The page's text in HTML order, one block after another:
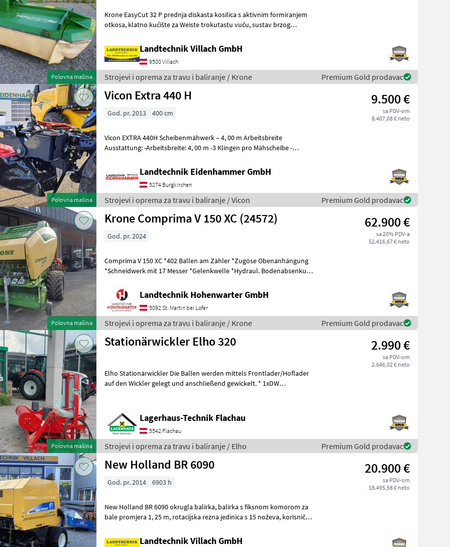
Polovna mašina
Krone EasyCut 32 P prednja diskasta kosilica s aktivnim formiranjem
otkosa, klatno kućište za Weiste trokutastu vuču, sustav brzog
Landtechnik Villach GmbH
9500 Villach
Strojevi i oprema za travu i baliranje / Krone Premium Gold prodavac
Polovna mašina
Vicon Extra 440 H 9.500 €
sa PDV-om
8.407,08 € neto
God. pr. 2013 400 cm
Vicon EXTRA 440H Scheibenmähwerk – 4, 00 m Arbeitsbreite
Ausstattung: -Arbeitsbreite: 4, 00 m -3 Klingen pro Mähscheibe -
Landtechnik Eidenhammer GmbH
5274 Burgkirchen
Strojevi i oprema za travu i baliranje / Vicon Premium Gold prodavac
Polovna mašina
Krone Comprima V 150 XC (24572) 62.900 €
sa 20% PDV-a
52.416,67 € neto
God. pr. 2024
Comprima V 150 XC *402 Ballen am Zähler *Zugöse Obenanhängung
*Schneidwerk mit 17 Messer *Gelenkwelle *Hydraul. Bodenabsenkung
Landtechnik Hohenwarter GmbH
5092 St. Martin bei Lofer
Strojevi i oprema za travu i baliranje / Krone Premium Gold prodavac
Polovna mašina
Stationärwickler Elho 320 2.990 €
sa PDV-om
2.646,02 € neto
Elho Stationärwickler Die Ballen werden mittels Frontlader/Hoflader
auf den Wickler gelegt und anschließend gewickelt. * 1xDW
Lagerhaus-Technik Flachau
5542 Flachau
Strojevi i oprema za travu i baliranje / Elho Premium Gold prodavac
New Holland BR 6090 20.900 €
sa PDV-om
18.495,58 € neto
God. pr. 2014 6903 h
New Holland BR 6090 okrugla balirka, balirka s fiksnom komorom za
bale promjera 1, 25 m, rotacijska rezna jedinica s 15 noževa, korisničko
Landtechnik Villach GmbH